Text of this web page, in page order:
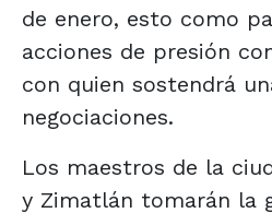
de enero, esto como
acciones de presión
con quien sostendrá
negociaciones.
Los maestros de la
y Zimatlán tomarán la